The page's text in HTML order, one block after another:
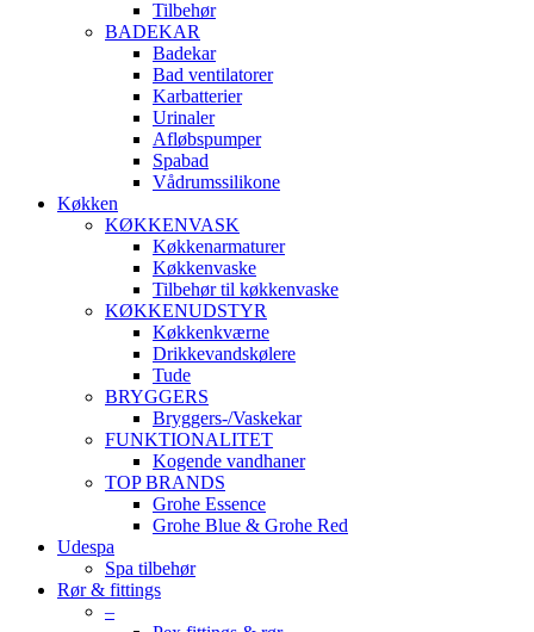
Tilbehør
BADEKAR
Badekar
Bad ventilatorer
Karbatterier
Urinaler
Afløbspumper
Spabad
Vådrumssilikone
Køkken
KØKKENVASK
Køkkenarmaturer
Køkkenvaske
Tilbehør til køkkenvaske
KØKKENUDSTYR
Køkkenkværne
Drikkevandskølere
Tude
BRYGGERS
Bryggers-/Vaskekar
FUNKTIONALITET
Kogende vandhaner
TOP BRANDS
Grohe Essence
Grohe Blue & Grohe Red
Udespa
Spa tilbehør
Rør & fittings
–